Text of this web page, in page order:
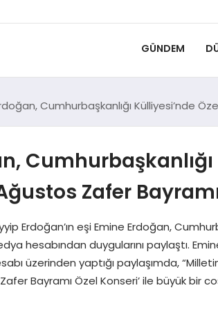
GÜNDEM
Cumhurbaşkanlığı Külliyesi’nde
Zafer
Erdoğan’ın eşi Emine Erdoğan,
hesabından duygularını paylaştı.
üzerinden yaptığı paylaşımda,
Bayramı Özel Konseri’ ile büyük bir